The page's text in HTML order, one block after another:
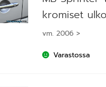
kromiset
vm. 2006 >
Varastossa